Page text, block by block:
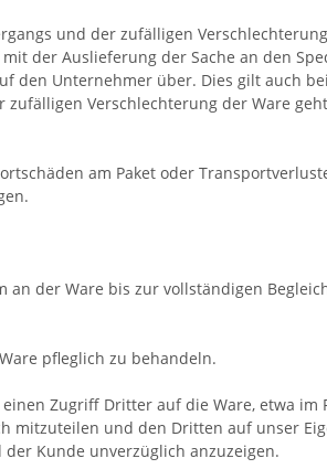
und der zufälligen
der Auslieferung der Sache an den
den Unternehmer über. Dies gilt auch
Verschlechterung der Ware
am Paket oder
an der Ware bis zur vollständigen
pfleglich zu behandeln.
Zugriff Dritter auf die Ware, etwa
mitzuteilen und den Dritten auf unser
Kunde unverzüglich anzuzeigen.